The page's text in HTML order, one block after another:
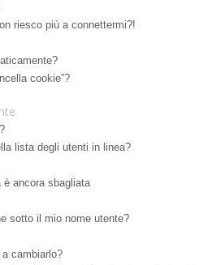
riesco più a connettermi?!
cookie”?
lista degli utenti in linea?
è ancora sbagliata
sotto il mio nome utente?
cambiarlo?